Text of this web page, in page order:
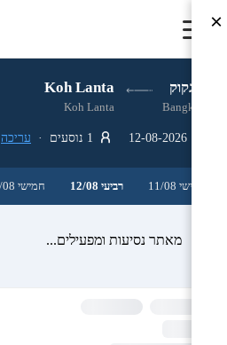
בנגקוק Koh Lanta
Bangkok
Koh Lanta
עריכה
שלישי 11/08 רביעי 12/08 חמישי 13/08
מאתר נסיעות ומפעילים...
×